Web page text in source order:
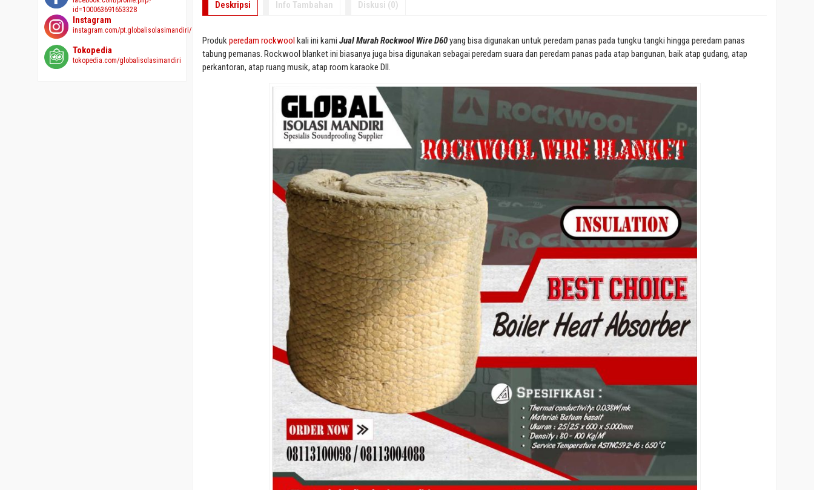
Deskripsi Info Tambahan Diskusi (0)
Produkperedam rockwool kali ini kamiJual Murah Rockwool Wire D60yang bisa digunakan untuk peredam panas pada tungku tangki hingga peredam panas
tabung pemanas. Rockwool blanket ini biasanya juga bisa digunakan sebagai peredam suara dan peredam panas pada atap bangunan, baik atap gudang, atap
perkantoran, atap ruang musik, atap room karaoke Dll.
id=100063691653328
Instagram
instagram.com/pt.globalisolasimandiri/
Tokopedia
tokopedia.com/globalisolasimandiri